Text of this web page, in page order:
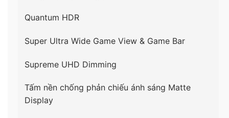
trong từng chuyển động.
Công nghệ Motion Xcelerator Turbo+, Auto Low
trạng giật xé hình trên tivi Samsung.
Quantum HDR
Super Ultra Wide Game View & Game Bar
Supreme UHD Dimming
Tấm nền chống phản chiếu ánh sáng Matte
Display